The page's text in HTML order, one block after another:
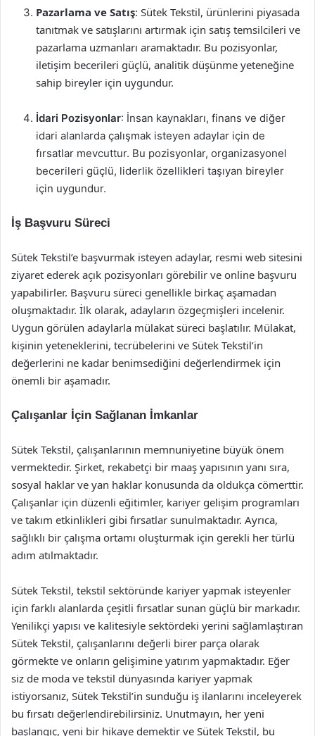
Pazarlama ve Satış: Sütek Tekstil, ürünlerini piyasada
tanıtmak ve satışlarını artırmak için satış temsilcileri ve
pazarlama uzmanları aramaktadır. Bu pozisyonlar,
iletişim becerileri güçlü, analitik düşünme yeteneğine
sahip bireyler için uygundur.
İdari Pozisyonlar: İnsan kaynakları, finans ve diğer
idari alanlarda çalışmak isteyen adaylar için de
fırsatlar mevcuttur. Bu pozisyonlar, organizasyonel
becerileri güçlü, liderlik özellikleri taşıyan bireyler
için uygundur.
İş Başvuru Süreci
Sütek Tekstil’e başvurmak isteyen adaylar, resmi web sitesini
ziyaret ederek açık pozisyonları görebilir ve online başvuru
yapabilirler. Başvuru süreci genellikle birkaç aşamadan
oluşmaktadır. İlk olarak, adayların özgeçmişleri incelenir.
Uygun görülen adaylarla mülakat süreci başlatılır. Mülakat,
kişinin yeteneklerini, tecrübelerini ve Sütek Tekstil’in
değerlerini ne kadar benimsediğini değerlendirmek için
önemli bir aşamadır.
Çalışanlar İçin Sağlanan İmkanlar
Sütek Tekstil, çalışanlarının memnuniyetine büyük önem
vermektedir. Şirket, rekabetçi bir maaş yapısının yanı sıra,
sosyal haklar ve yan haklar konusunda da oldukça cömerttir.
Çalışanlar için düzenli eğitimler, kariyer gelişim programları
ve takım etkinlikleri gibi fırsatlar sunulmaktadır. Ayrıca,
sağlıklı bir çalışma ortamı oluşturmak için gerekli her türlü
adım atılmaktadır.
Sütek Tekstil, tekstil sektöründe kariyer yapmak isteyenler
için farklı alanlarda çeşitli fırsatlar sunan güçlü bir markadır.
Yenilikçi yapısı ve kalitesiyle sektördeki yerini sağlamlaştıran
Sütek Tekstil, çalışanlarını değerli birer parça olarak
görmekte ve onların gelişimine yatırım yapmaktadır. Eğer
siz de moda ve tekstil dünyasında kariyer yapmak
istiyorsanız, Sütek Tekstil’in sunduğu iş ilanlarını inceleyerek
bu fırsatı değerlendirebilirsiniz. Unutmayın, her yeni
başlangıç, yeni bir hikaye demektir ve Sütek Tekstil, bu